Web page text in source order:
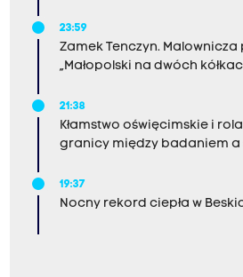
23:59
Zamek Tenczyn.
„Małopolski na dwóch
21:38
Kłamstwo oświęcimskie i
granicy między badaniem a
19:37
Nocny rekord ciepła w